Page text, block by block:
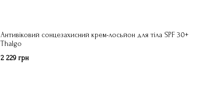
Антивіковий сонцезахисний крем-лосьйон для тіла SPF 30+
Thalgo
2 229 грн